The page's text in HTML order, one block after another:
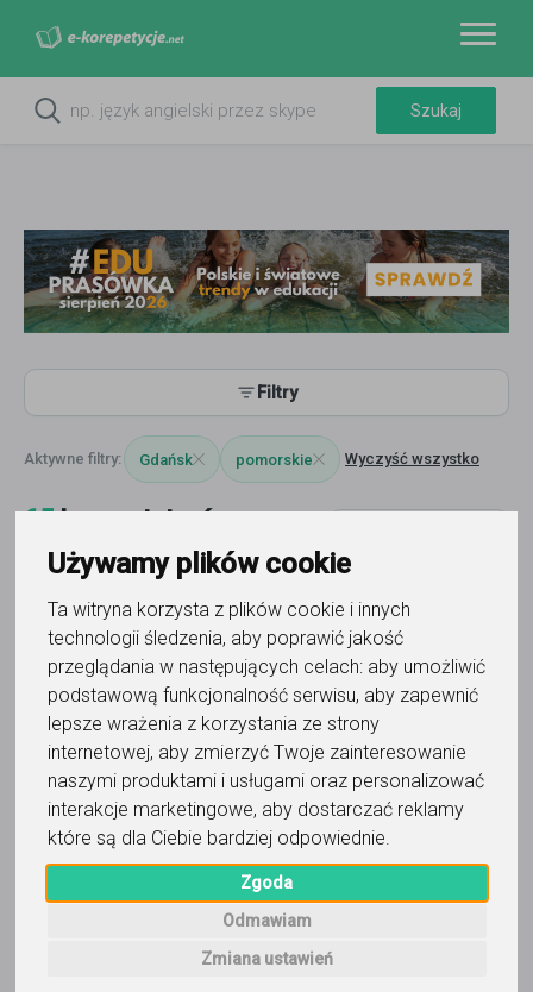
Używamy plików cookie
Ta witryna korzysta z plików cookie i innych
technologii śledzenia, aby poprawić jakość
przeglądania w następujących celach: aby umożliwić
podstawową funkcjonalność serwisu, aby zapewnić
lepsze wrażenia z korzystania ze strony
internetowej, aby zmierzyć Twoje zainteresowanie
naszymi produktami i usługami oraz personalizować
interakcje marketingowe, aby dostarczać reklamy
które są dla Ciebie bardziej odpowiednie.
Zgoda
Odmawiam
Zmiana ustawień
Filtry
Gdańsk pomorskie Wyczyść wszystko
65korepetytorów
Język włoski
język włoski
Beata Siolek
Włoski mówiony : Pokażę Ci jak mówić naturalnie i bez
blokady. ​Osiągnij płynność szybciej angażując zmysły w
metodzie multisensorycznej. FakturaCzytaj więcej
Online, Gdańsk i 7 innych